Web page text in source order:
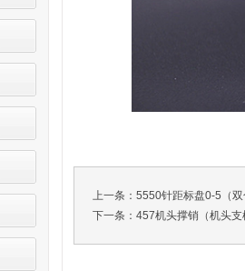
上一条： 5550针距标盘0-5（
下一条： 457机头撑销（机头